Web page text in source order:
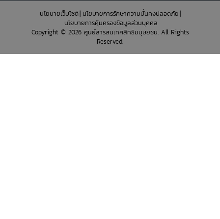
นโยบายเว็บไซต์ นโยบายการรักษาความมั่นคงปลอดภัย
นโยบายการคุ้มครองข้อมูลส่วนบุคคล
Copyright © 2026 ศูนย์สารสนเทศสิทธิมนุษยชน. All Rights
Reserved.